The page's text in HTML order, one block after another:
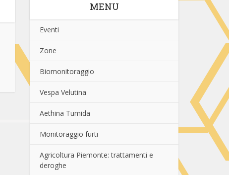
MENU
Eventi
Zone
Biomonitoraggio
Vespa Velutina
Aethina Tumida
Monitoraggio furti
Agricoltura Piemonte: trattamenti e
deroghe